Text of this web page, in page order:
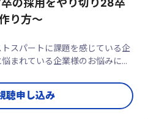
り方～
スパートに課題を感じている企
まれている企業様のお悩みに、
」を、ぜひお気軽にご相談くだ
ビス提供者ならではの視点で、
聴申し込み